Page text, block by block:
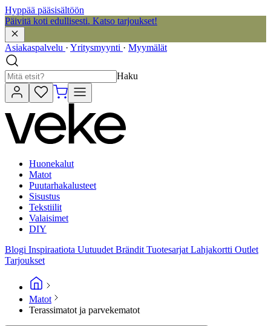
Hyppää pääsisältöön
Päivitä koti edullisesti. Katso tarjoukset!
Asiakaspalvelu · Yritysmyynti · Myymälät
Haku
Huonekalut
Matot
Puutarhakalusteet
Sisustus
Tekstiilit
Valaisimet
DIY
Blogi Inspiraatiota Uutuudet Brändit Tuotesarjat Lahjakortti Outlet
Tarjoukset
Matot
Terassimatot ja parvekematot